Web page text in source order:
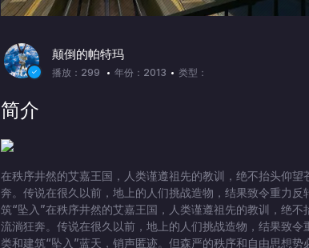
颠倒的帕特玛
播放：299 年份：2013 类型：
简介
在秩序井然的艾嘉王国，人类谨遵祖先的教训，绝不抬头仰望
奔。传说在很久以前，地上的人们挑战造物，结果致令重力反
筑“坠入”在秩序井然的艾嘉王国，人类谨遵祖先的教训，绝不
流淌狂奔。传说在很久以前，地上的人们挑战造物，结果致令
类和建筑“坠入”蓝天，销声匿迹。但森严的秩序和自由思想势